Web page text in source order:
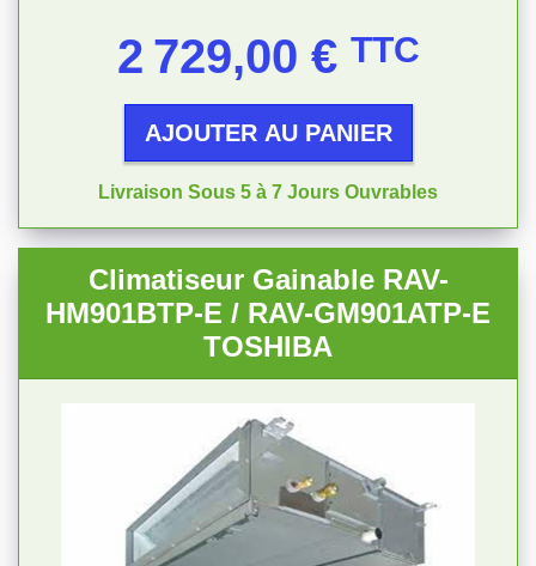
2 729,00 € TTC
AJOUTER AU PANIER
Livraison Sous 5 à 7 Jours Ouvrables
Climatiseur Gainable RAV-
HM901BTP-E / RAV-GM901ATP-E
TOSHIBA